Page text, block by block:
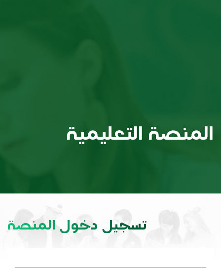
المنصة التعليمية
تسجيل دخول المنصة